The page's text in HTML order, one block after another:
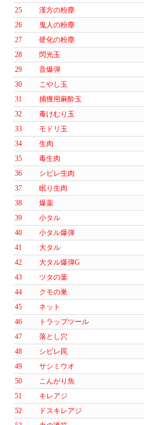
25
漢方の粉塵
26
鬼人の粉塵
27
硬化の粉塵
28
閃光玉
29
音爆弾
30
こやし玉
31
捕獲用麻酔玉
32
毒けむり玉
33
モドリ玉
34
生肉
35
毒生肉
36
シビレ生肉
37
眠り生肉
38
爆薬
39
小タル
40
小タル爆弾
41
大タル
42
大タル爆弾G
43
ツタの葉
44
クモの巣
45
ネット
46
トラップツール
47
落とし穴
48
シビレ罠
49
サシミウオ
50
こんがり魚
51
キレアジ
52
ドスキレアジ